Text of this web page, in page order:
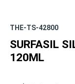
THE-TS-42800
SURFASIL
120ML